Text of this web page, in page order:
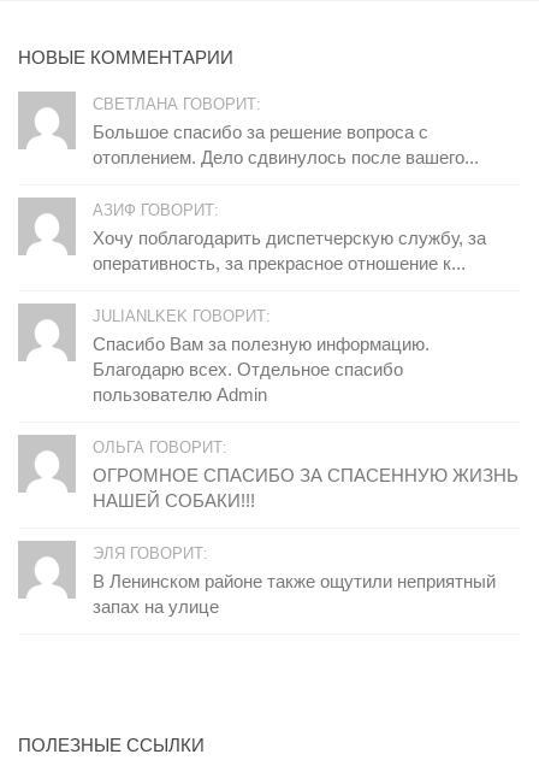
НОВЫЕ КОММЕНТАРИИ
СВЕТЛАНА ГОВОРИТ:
Большое спасибо за решение вопроса с
отоплением. Дело сдвинулось после вашего...
АЗИФ ГОВОРИТ:
Хочу поблагодарить диспетчерскую службу, за
оперативность, за прекрасное отношение к...
JULIANLKEK ГОВОРИТ:
Спасибо Вам за полезную информацию.
Благодарю всех. Отдельное спасибо
пользователю Admin
ОЛЬГА ГОВОРИТ:
ОГРОМНОЕ СПАСИБО ЗА СПАСЕННУЮ ЖИЗНЬ
НАШЕЙ СОБАКИ!!!
ЭЛЯ ГОВОРИТ:
В Ленинском районе также ощутили неприятный
запах на улице
ПОЛЕЗНЫЕ ССЫЛКИ